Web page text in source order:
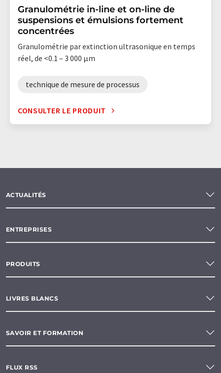
Granulométrie in-line et on-line de
suspensions et émulsions fortement
concentrées
Granulométrie par extinction ultrasonique en temps
réel, de <0.1 – 3 000 µm
technique de mesure de processus
CONSULTER LE PRODUIT
ACTUALITÉS
ENTREPRISES
PRODUITS
LIVRES BLANCS
SAVOIR ET FORMATION
FLUX RSS